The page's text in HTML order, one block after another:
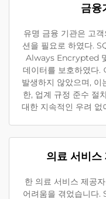
금융
유명 금융 기관은 고
션을 필요로 하였다.
Always Encrypted
데이터를 보호하였다.
발생하지 않았으며, 이
한, 업계 규정 준수 절
대한 지속적인 우려 없
의료 서비스
한 의료 서비스 제공
어려움을 겪었습니다.